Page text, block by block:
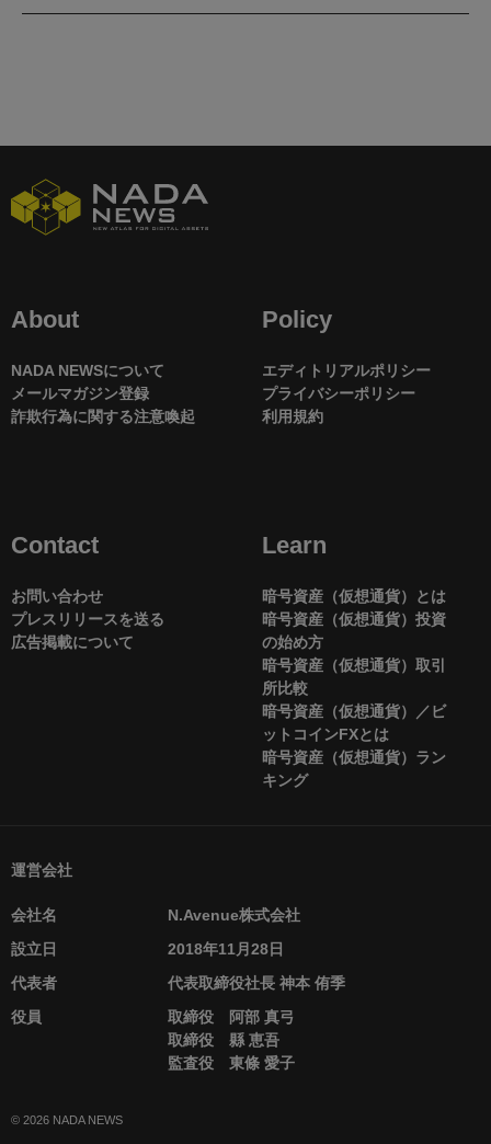
About
NADA NEWSについて
メールマガジン登録
詐欺行為に関する注意喚起
Policy
エディトリアルポリシー
プライバシーポリシー
利用規約
Contact
お問い合わせ
プレスリリースを送る
広告掲載について
Learn
暗号資産（仮想通貨）とは
暗号資産（仮想通貨）投資
の始め方
暗号資産（仮想通貨）取引
所比較
暗号資産（仮想通貨）／ビ
ットコインFXとは
暗号資産（仮想通貨）ラン
キング
運営会社
会社名
N.Avenue株式会社
設立日
2018年11月28日
代表者
代表取締役社長 神本 侑季
役員
取締役 阿部 真弓
取締役 縣 恵吾
監査役 東條 愛子
© 2026 NADA NEWS